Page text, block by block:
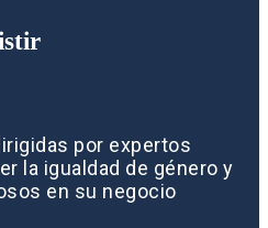
por expertos
la igualdad de género y
en su negocio